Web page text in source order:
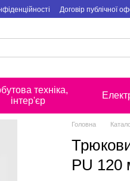
Договір публічної
техніка,
інтер'єр
Головна
PU 120